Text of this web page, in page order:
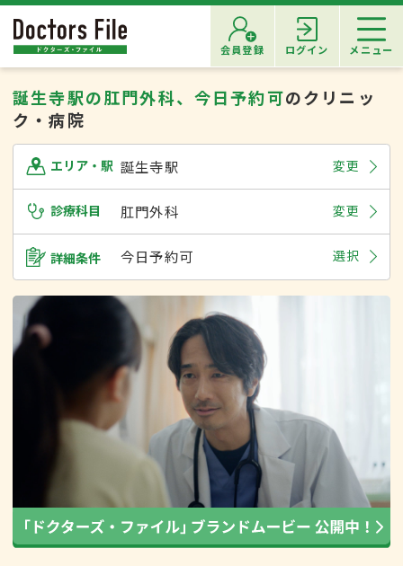
会員登録 ログイン メニュー
誕生寺駅の肛門外科、今日予約可のクリニッ
ク・病院
エリア・駅 誕生寺駅 変更
診療科目 肛門外科 変更
詳細条件 今日予約可 選択